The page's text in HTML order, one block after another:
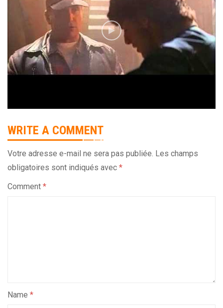
WRITE A COMMENT
Votre adresse e-mail ne sera pas publiée. Les champs
obligatoires sont indiqués avec *
Comment *
Name *